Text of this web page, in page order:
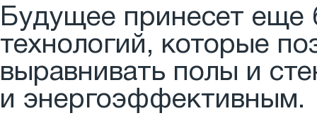
Будущее принесет еще
технологий, которые
выравнивать полы и
и энергоэффективным.